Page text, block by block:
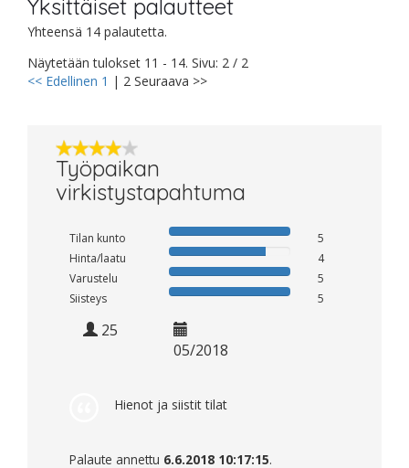
Yksittäiset palautteet
Yhteensä 14 palautetta.
Näytetään tulokset 11 - 14. Sivu: 2 / 2
<< Edellinen 1 | 2 Seuraava >>
Työpaikan
virkistystapahtuma
Tilan kunto
5
Hinta/laatu
4
Varustelu
5
Siisteys
5
25
05/2018
Hienot ja siistit tilat
Palaute annettu 6.6.2018 10:17:15.